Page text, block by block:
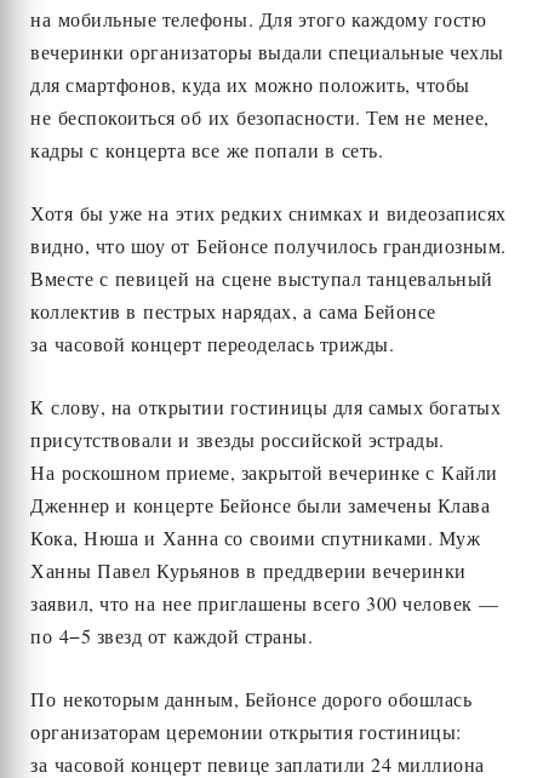
на мобильные телефоны. Для этого каждому гостю
вечеринки организаторы выдали специальные чехлы
для смартфонов, куда их можно положить, чтобы
не беспокоиться об их безопасности. Тем не менее,
кадры с концерта все же попали в сеть.
Хотя бы уже на этих редких снимках и видеозаписях
видно, что шоу от Бейонсе получилось грандиозным.
Вместе с певицей на сцене выступал танцевальный
коллектив в пестрых нарядах, а сама Бейонсе
за часовой концерт переоделась трижды.
К слову, на открытии гостиницы для самых богатых
присутствовали и звезды российской эстрады.
На роскошном приеме, закрытой вечеринке с Кайли
Дженнер и концерте Бейонсе были замечены Клава
Кока, Нюша и Ханна со своими спутниками. Муж
Ханны Павел Курьянов в преддверии вечеринки
заявил, что на нее приглашены всего 300 человек —
по 4−5 звезд от каждой страны.
По некоторым данным, Бейонсе дорого обошлась
организаторам церемонии открытия гостиницы:
за часовой концерт певице заплатили 24 миллиона